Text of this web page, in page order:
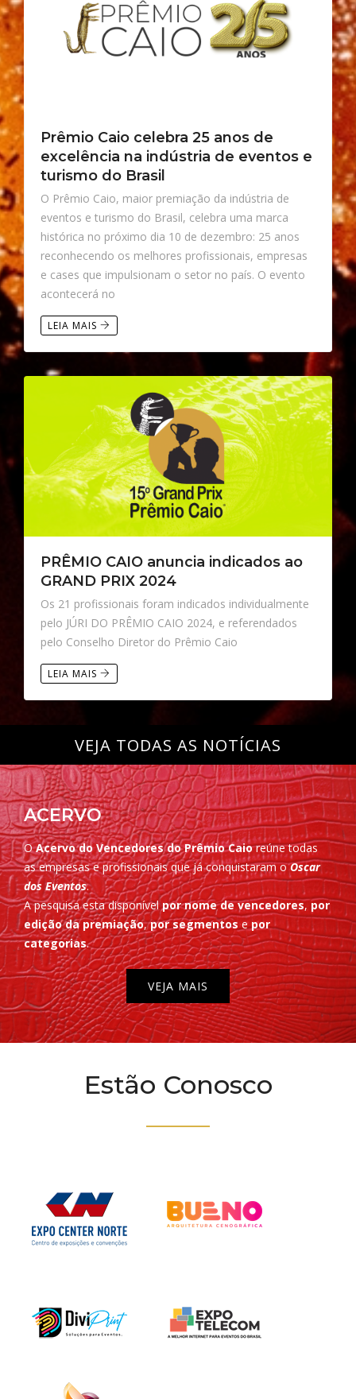
Prêmio Caio celebra 25 anos de
excelência na indústria de eventos e
turismo do Brasil
O Prêmio Caio, maior premiação da indústria de
eventos e turismo do Brasil, celebra uma marca
histórica no próximo dia 10 de dezembro: 25 anos
reconhecendo os melhores profissionais, empresas
e cases que impulsionam o setor no país. O evento
acontecerá no
LEIA MAIS
PRÊMIO CAIO anuncia indicados ao
GRAND PRIX 2024
Os 21 profissionais foram indicados individualmente
pelo JÚRI DO PRÊMIO CAIO 2024, e referendados
pelo Conselho Diretor do Prêmio Caio
LEIA MAIS
VEJA TODAS AS NOTÍCIAS
ACERVO
OAcervo do Vencedores do Prêmio Caioreúne todas
as empresas e profissionais que já conquistaram oOscar
dos Eventos.
A pesquisa esta disponívelpor nome de vencedores,por
edição da premiação,por segmentosepor
categorias.
VEJA MAIS
Estão Conosco